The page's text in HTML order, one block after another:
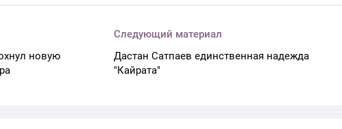
новую
Следующий материал
Дастан Сатпаев единственная надежда
"Кайрата"